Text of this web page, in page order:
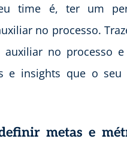
time é, ter um
no processo.
auxiliar no processo
e insights que o seu
metas e